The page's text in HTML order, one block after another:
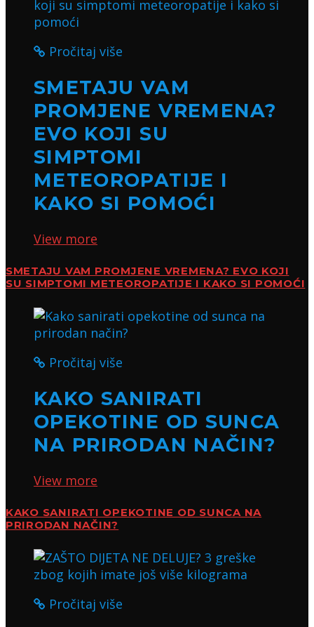
Pročitaj više
SMETAJU VAM
PROMJENE VREMENA?
EVO KOJI SU
SIMPTOMI
METEOROPATIJE I
KAKO SI POMOĆI
View more
SMETAJU VAM PROMJENE VREMENA? EVO KOJI
SU SIMPTOMI METEOROPATIJE I KAKO SI POMOĆI
Pročitaj više
KAKO SANIRATI
OPEKOTINE OD SUNCA
NA PRIRODAN NAČIN?
View more
KAKO SANIRATI OPEKOTINE OD SUNCA NA
PRIRODAN NAČIN?
Pročitaj više